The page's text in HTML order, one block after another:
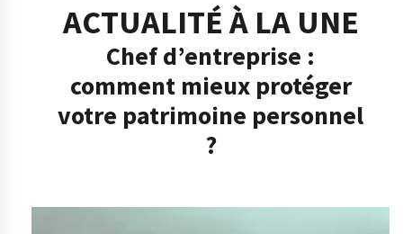
ACTUALITÉ À LA UNE
Chef d’entreprise :
comment mieux protéger
votre patrimoine personnel
?